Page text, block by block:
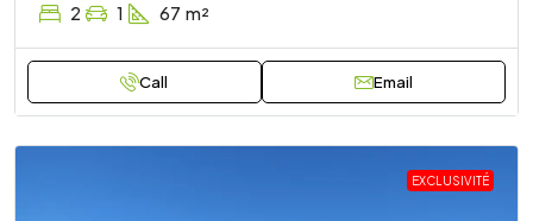
2 1 67 m²
Call Email
EXCLUSIVITÉ